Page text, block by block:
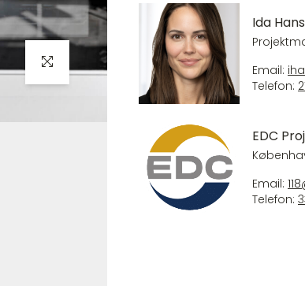
Ida
Email:
Telefon:
EDC
Email:
Telefon: